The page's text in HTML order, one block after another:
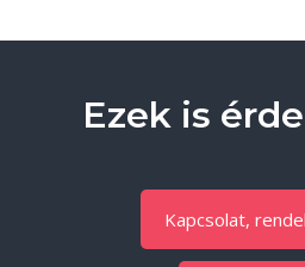
Ezek is
Kapcsolat,